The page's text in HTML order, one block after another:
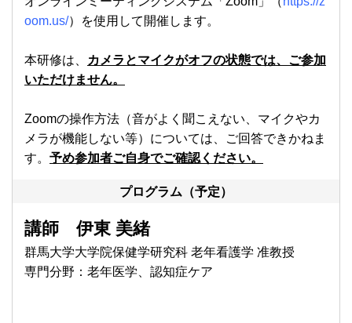
oom.us/）を使用して開催します。
本研修は、
カメラとマイクがオフの状態では、ご参加
いただけません。
Zoomの操作方法（音がよく聞こえない、マイクやカ
メラが機能しない等）については、ご回答できかねま
す。 予め参加者ご自身でご確認ください。
プログラム（予定）
講師 伊東 美緒
群馬大学大学院保健学研究科 老年看護学 准教授
専門分野：老年医学、認知症ケア